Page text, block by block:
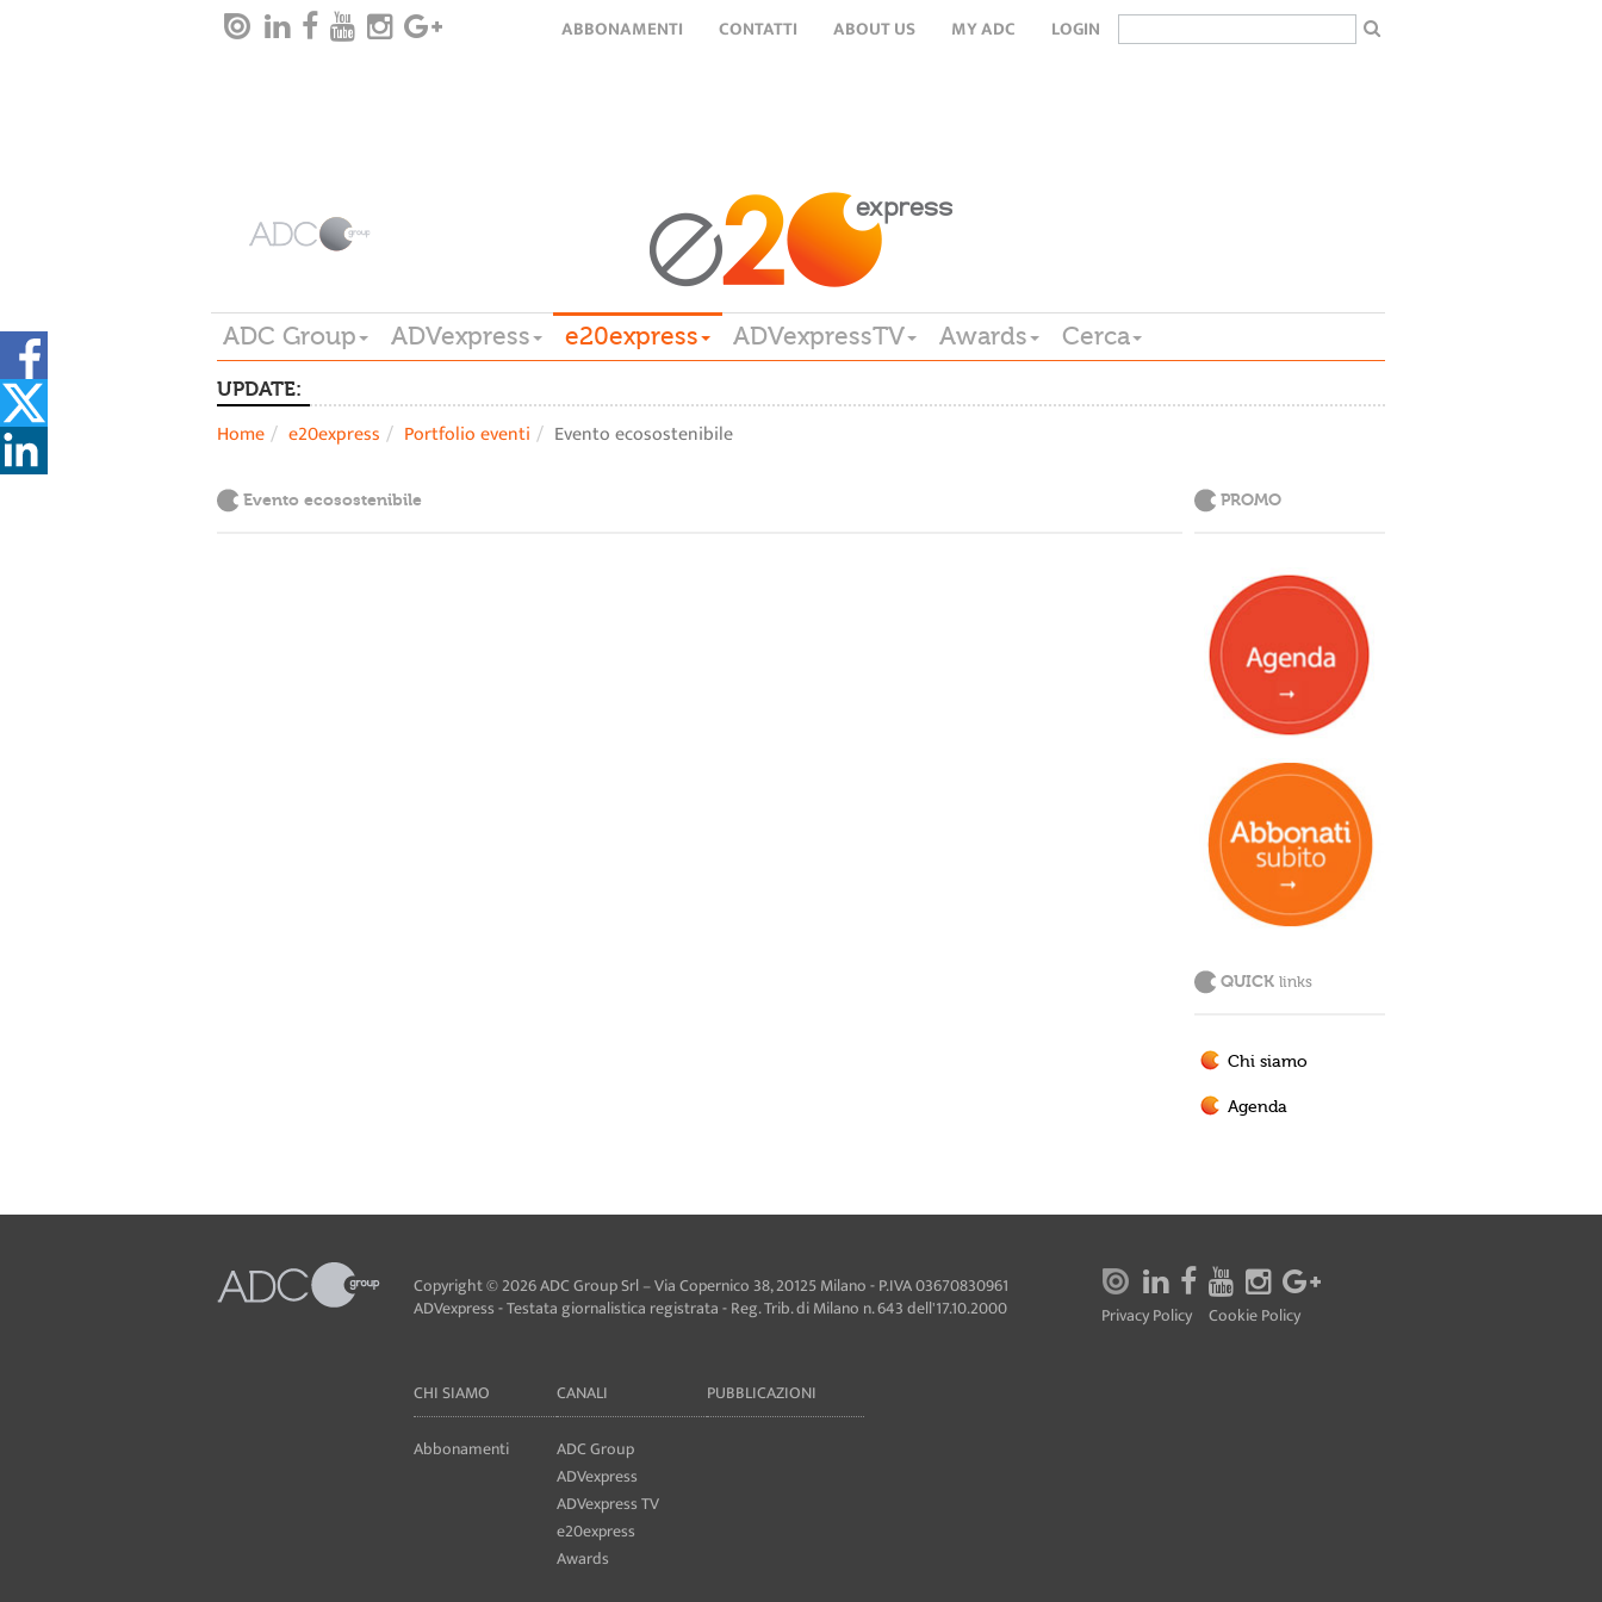
ABBONAMENTI CONTATTI ABOUT US MY ADC LOGIN
ADC Group ADVexpress e20express ADVexpressTV Awards Cerca
UPDATE:
Home e20express Portfolio eventi Evento ecosostenibile
Evento ecosostenibile PROMO
QUICK links
Chi siamo
Agenda
Copyright © 2026 ADC Group Srl – Via Copernico 38, 20125 Milano - P.IVA 03670830961
ADVexpress - Testata giornalistica registrata - Reg. Trib. di Milano n. 643 dell'17.10.2000
CHI SIAMO
Abbonamenti
CANALI
ADC Group
ADVexpress
ADVexpress TV
e20express
Awards
PUBBLICAZIONI
Privacy Policy Cookie Policy